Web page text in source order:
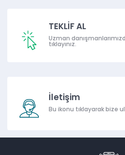
TEKLİF AL
Uzman
tıklayınız.
İletişim
Bu ikonu tıklayarak bize